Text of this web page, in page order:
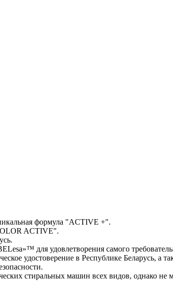
формула "ACTIVE +".
ACTIVE".
для удовлетворения самого
удостоверение в Республике Беларусь, а
стиральных машин всех видов, однако не